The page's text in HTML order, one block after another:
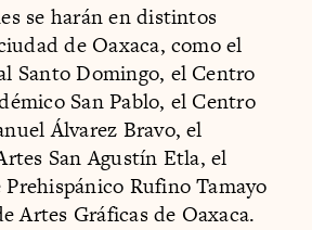
se harán en distintos
de Oaxaca, como el
Santo Domingo, el Centro
San Pablo, el Centro
Álvarez Bravo, el
San Agustín Etla, el
Rufino Tamayo
Artes Gráficas de Oaxaca.